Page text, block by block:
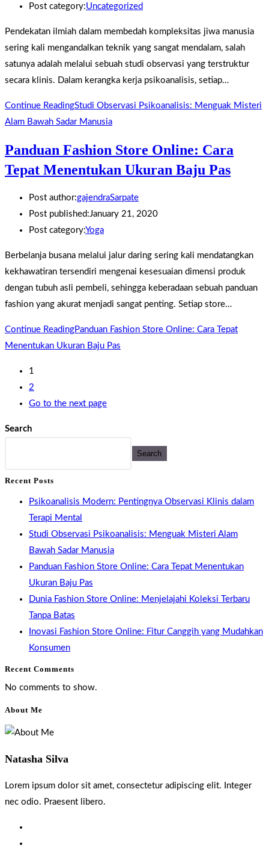
Post category:Uncategorized
Pendekatan ilmiah dalam membedah kompleksitas jiwa manusia
sering kali mengandalkan teknik yang sangat mendalam, salah
satunya adalah melalui sebuah studi observasi yang terstruktur
secara klinis. Dalam kerangka kerja psikoanalisis, setiap…
Continue ReadingStudi Observasi Psikoanalisis: Menguak Misteri
Alam Bawah Sadar Manusia
Panduan Fashion Store Online: Cara
Tepat Menentukan Ukuran Baju Pas
Post author:gajendraSarpate
Post published:January 21, 2020
Post category:Yoga
Berbelanja busana melalui jalur daring sering kali mendatangkan
kekhawatiran tersendiri mengenai kesesuaian dimensi produk
dengan tubuh asli pembeli, sehingga keberadaan sebuah panduan
fashion yang akurat menjadi sangat penting. Setiap store…
Continue ReadingPanduan Fashion Store Online: Cara Tepat
Menentukan Ukuran Baju Pas
1
2
Go to the next page
Search
Search
Recent Posts
Psikoanalisis Modern: Pentingnya Observasi Klinis dalam
Terapi Mental
Studi Observasi Psikoanalisis: Menguak Misteri Alam
Bawah Sadar Manusia
Panduan Fashion Store Online: Cara Tepat Menentukan
Ukuran Baju Pas
Dunia Fashion Store Online: Menjelajahi Koleksi Terbaru
Tanpa Batas
Inovasi Fashion Store Online: Fitur Canggih yang Mudahkan
Konsumen
Recent Comments
No comments to show.
About Me
Natasha Silva
Lorem ipsum dolor sit amet, consectetur adipiscing elit. Integer
nec odio. Praesent libero.